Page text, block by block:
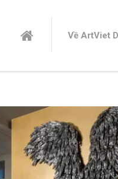
Về ArtViet